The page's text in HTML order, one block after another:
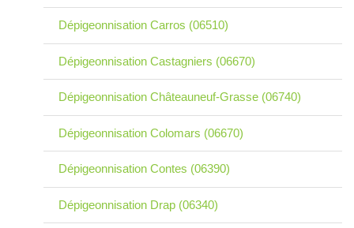
Dépigeonnisation Carros (06510)
Dépigeonnisation Castagniers (06670)
Dépigeonnisation Châteauneuf-Grasse (06740)
Dépigeonnisation Colomars (06670)
Dépigeonnisation Contes (06390)
Dépigeonnisation Drap (06340)